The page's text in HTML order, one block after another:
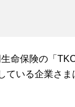
命保険の「
ている企業さま